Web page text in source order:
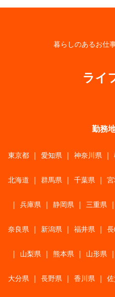
暮らしのあるお仕
ライ
勤務
東京都 | 愛知県 | 神奈川県 |
北海道 | 群馬県 | 千葉県 |
| 兵庫県 | 静岡県 | 三重県 |
奈良県 | 新潟県 | 福井県 |
| 山梨県 | 熊本県 | 山形県 |
大分県 | 長野県 | 香川県 |